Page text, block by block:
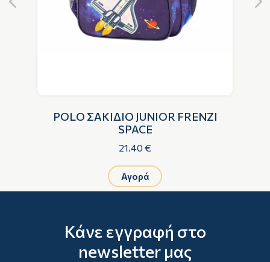
POLO ΣΑΚΙΔΙΟ JUNIOR FRENZI
SPACE
21.40 €
Αγορά
Κάνε εγγραφή στο
newsletter μας